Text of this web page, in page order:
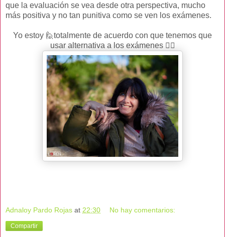
que la evaluación se vea desde otra perspectiva, mucho
más positiva y no tan punitiva como se ven los exámenes.
Yo estoy 🙋totalmente de acuerdo con que tenemos que
usar alternativa a los exámenes 👌🏻
Adnaloy Pardo Rojas at 22:30 No hay comentarios:
Compartir